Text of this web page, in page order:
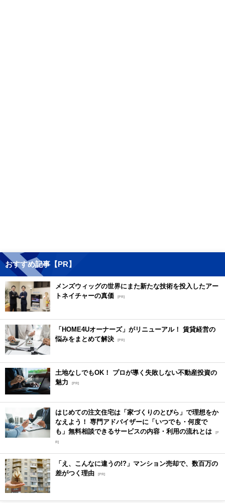
おすすめ記事【PR】
メンズウィッグの世界にまた新たな技術を投入したアー
トネイチャーの真価 [PR]
「HOME4Uオーナーズ」がリニューアル！ 賃貸経営の
悩みをまとめて解決 [PR]
土地なしでもOK！ プロが導く失敗しない不動産投資の
魅力
[PR]
はじめての注文住宅は「家づくりのとびら」で理想をか
なえよう！ 専門アドバイザーに「いつでも・何度で
も」無料相談できるサービスの内容・利用の流れとは [P
R]
「え、こんなに違うの!?」マンション売却で、数百万の
差がつく理由 [PR]